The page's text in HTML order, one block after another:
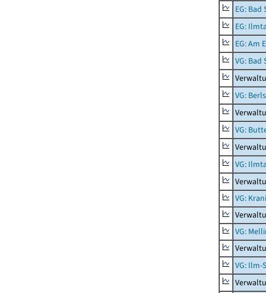
EG: Bad
EG:
EG: Am
VG: Bad
VG:
VG:
VG:
VG:
VG:
VG: Ilm-